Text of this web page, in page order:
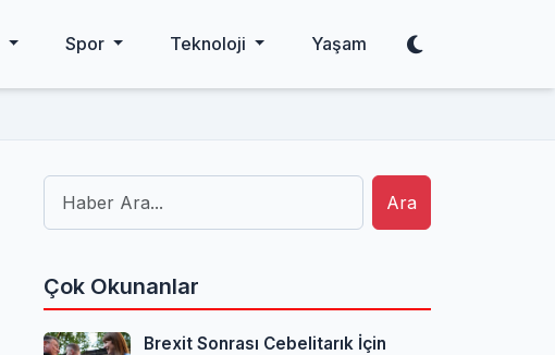
Spor Teknoloji Yaşam
Ara
Çok Okunanlar
Brexit Sonrası Cebelitarık İçin